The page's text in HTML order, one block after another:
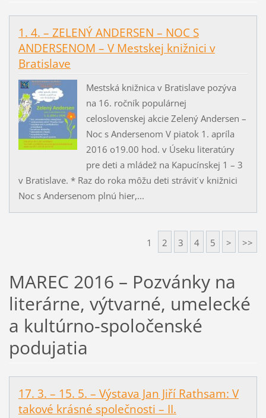
1. 4. – ZELENÝ ANDERSEN – NOC S
ANDERSENOM – V Mestskej knižnici v
Bratislave
Mestská knižnica v Bratislave pozýva
na 16. ročník populárnej
celoslovenskej akcie Zelený Andersen –
Noc s Andersenom V piatok 1. apríla
2016 o19.00 hod. v Úseku literatúry
pre deti a mládež na Kapucínskej 1 – 3
v Bratislave. * Raz do roka môžu deti stráviť v knižnici
Noc s Andersenom plnú hier,...
1 2 3 4 5 > >>
MAREC 2016 – Pozvánky na
literárne, výtvarné, umelecké
a kultúrno-spoločenské
podujatia
17. 3. – 15. 5. – Výstava Jan Jiří Rathsam: V
takové krásné společnosti – II.